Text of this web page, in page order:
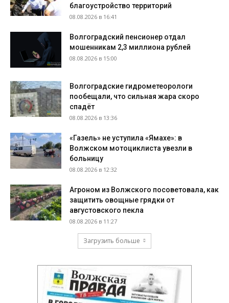
благоустройство территорий
08.08.2026 в 16:41
Волгоградский пенсионер отдал
мошенникам 2,3 миллиона рублей
08.08.2026 в 15:00
Волгоградские гидрометеорологи
пообещали, что сильная жара скоро
спадёт
08.08.2026 в 13:36
«Газель» не уступила «Ямахе»: в
Волжском мотоциклиста увезли в
больницу
08.08.2026 в 12:32
Агроном из Волжского посоветовала, как
защитить овощные грядки от
августовского пекла
08.08.2026 в 11:27
Загрузить больше